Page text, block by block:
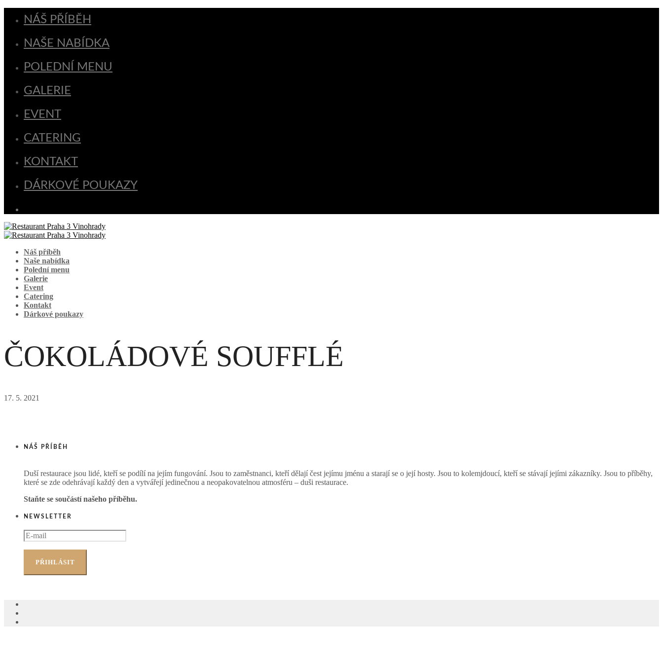
NÁŠ PŘÍBĚH
NAŠE NABÍDKA
POLEDNÍ MENU
GALERIE
EVENT
CATERING
KONTAKT
DÁRKOVÉ POUKAZY
Náš příběh
Naše nabídka
Polední menu
Galerie
Event
Catering
Kontakt
Dárkové poukazy
ČOKOLÁDOVÉ SOUFFLÉ
17. 5. 2021
NÁŠ PŘÍBĚH
Duší restaurace jsou lidé, kteří se podílí na jejím fungování. Jsou to zaměstnanci, kteří dělají čest jejímu jménu a starají se o její hosty. Jsou to kolemjdoucí, kteří se stávají jejími zákazníky. Jsou to příběhy,
které se zde odehrávají každý den a vytvářejí jedinečnou a neopakovatelnou atmosféru – duši restaurace.
Staňte se součástí našeho příběhu.
NEWSLETTER